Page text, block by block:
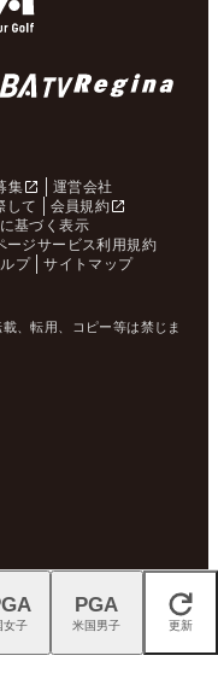
集
運営会社
して
会員規約
基づく表示
ージサービス利用規約
プ サイトマップ
、転用、コピー等は禁じま
閉じる
女子
PGA
米国男子 更新